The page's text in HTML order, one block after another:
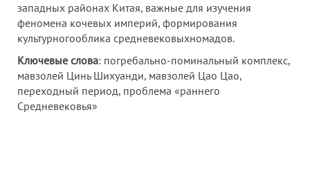
западных районах Китая, важные для изучения
феномена кочевых империй, формирования
культурногооблика средневековыхномадов.
Ключевые слова: погребально-поминальный комплекс,
мавзолей Цинь Шихуанди, мавзолей Цао Цао,
переходный период, проблема «раннего
Средневековья»